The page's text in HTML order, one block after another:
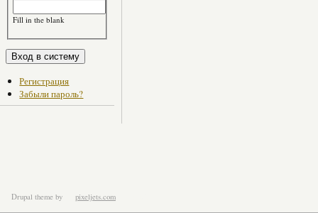
Fill in the blank
Регистрация
Забыли пароль?
Drupal theme by pixeljets.com